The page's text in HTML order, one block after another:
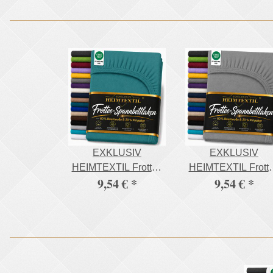
EXKLUSIV
HEIMTEXTIL Frottee
Spannbettlaken
Polyester Öko - Tex
9,54 € *
EXKLUSIV
HEIMTEXTIL
Spannbettlaken
Polyester Öko - Tex
Bettlaken
9,54 € *